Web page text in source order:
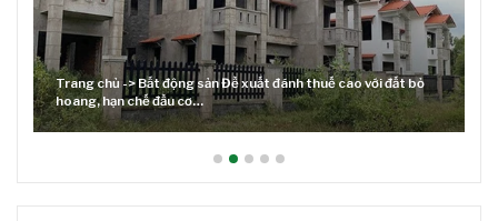
Lãi suất neo cao và cuộc tái cơ cấu trên thị trường BĐS